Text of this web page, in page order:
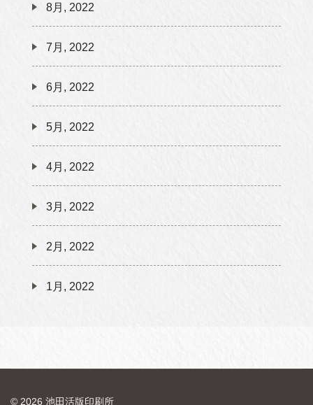
8月, 2022
7月, 2022
6月, 2022
5月, 2022
4月, 2022
3月, 2022
2月, 2022
1月, 2022
© 2026 池田活版印刷所